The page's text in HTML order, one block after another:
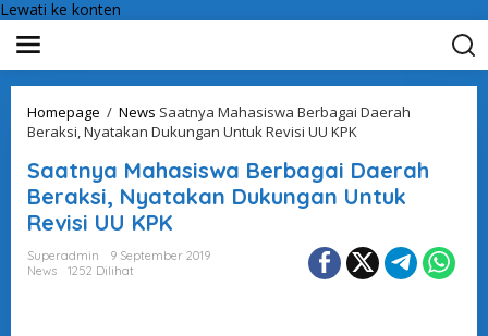
Lewati ke konten
Homepage / News Saatnya Mahasiswa Berbagai Daerah
Beraksi, Nyatakan Dukungan Untuk Revisi UU KPK
Saatnya Mahasiswa Berbagai Daerah
Beraksi, Nyatakan Dukungan Untuk
Revisi UU KPK
Superadmin
9 September 2019
News
1252 Dilihat